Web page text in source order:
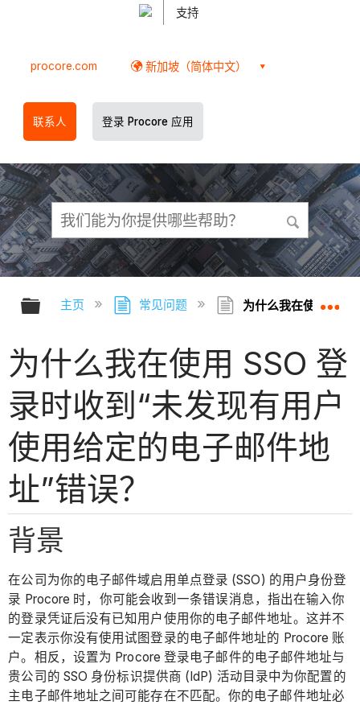
支持
procore.com 新加坡（简体中文）
联系人 登录 Procore 应用
扩展/隐缩全局层次
主页 常见问题 为什么我在使用
为什么我在使用 SSO 登
录时收到“未发现有用户
使用给定的电子邮件地
址”错误？
背景
在公司为你的电子邮件域启用单点登录 (SSO) 的用户身份登
录 Procore 时，你可能会收到一条错误消息，指出在输入你
的登录凭证后没有已知用户使用你的电子邮件地址。这并不
一定表示你没有使用试图登录的电子邮件地址的 Procore 账
户。相反，设置为 Procore 登录电子邮件的电子邮件地址与
贵公司的 SSO 身份标识提供商 (IdP) 活动目录中为你配置的
主电子邮件地址之间可能存在不匹配。你的电子邮件地址必